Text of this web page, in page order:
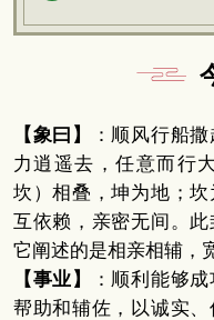
【象曰】
：顺风行船
力逍遥去，任意而行
坎）相叠，坤为地；
互依赖，亲密无间。此
它阐述的是相亲相辅，
【事业】
：顺利能够
帮助和辅佐，以诚实、